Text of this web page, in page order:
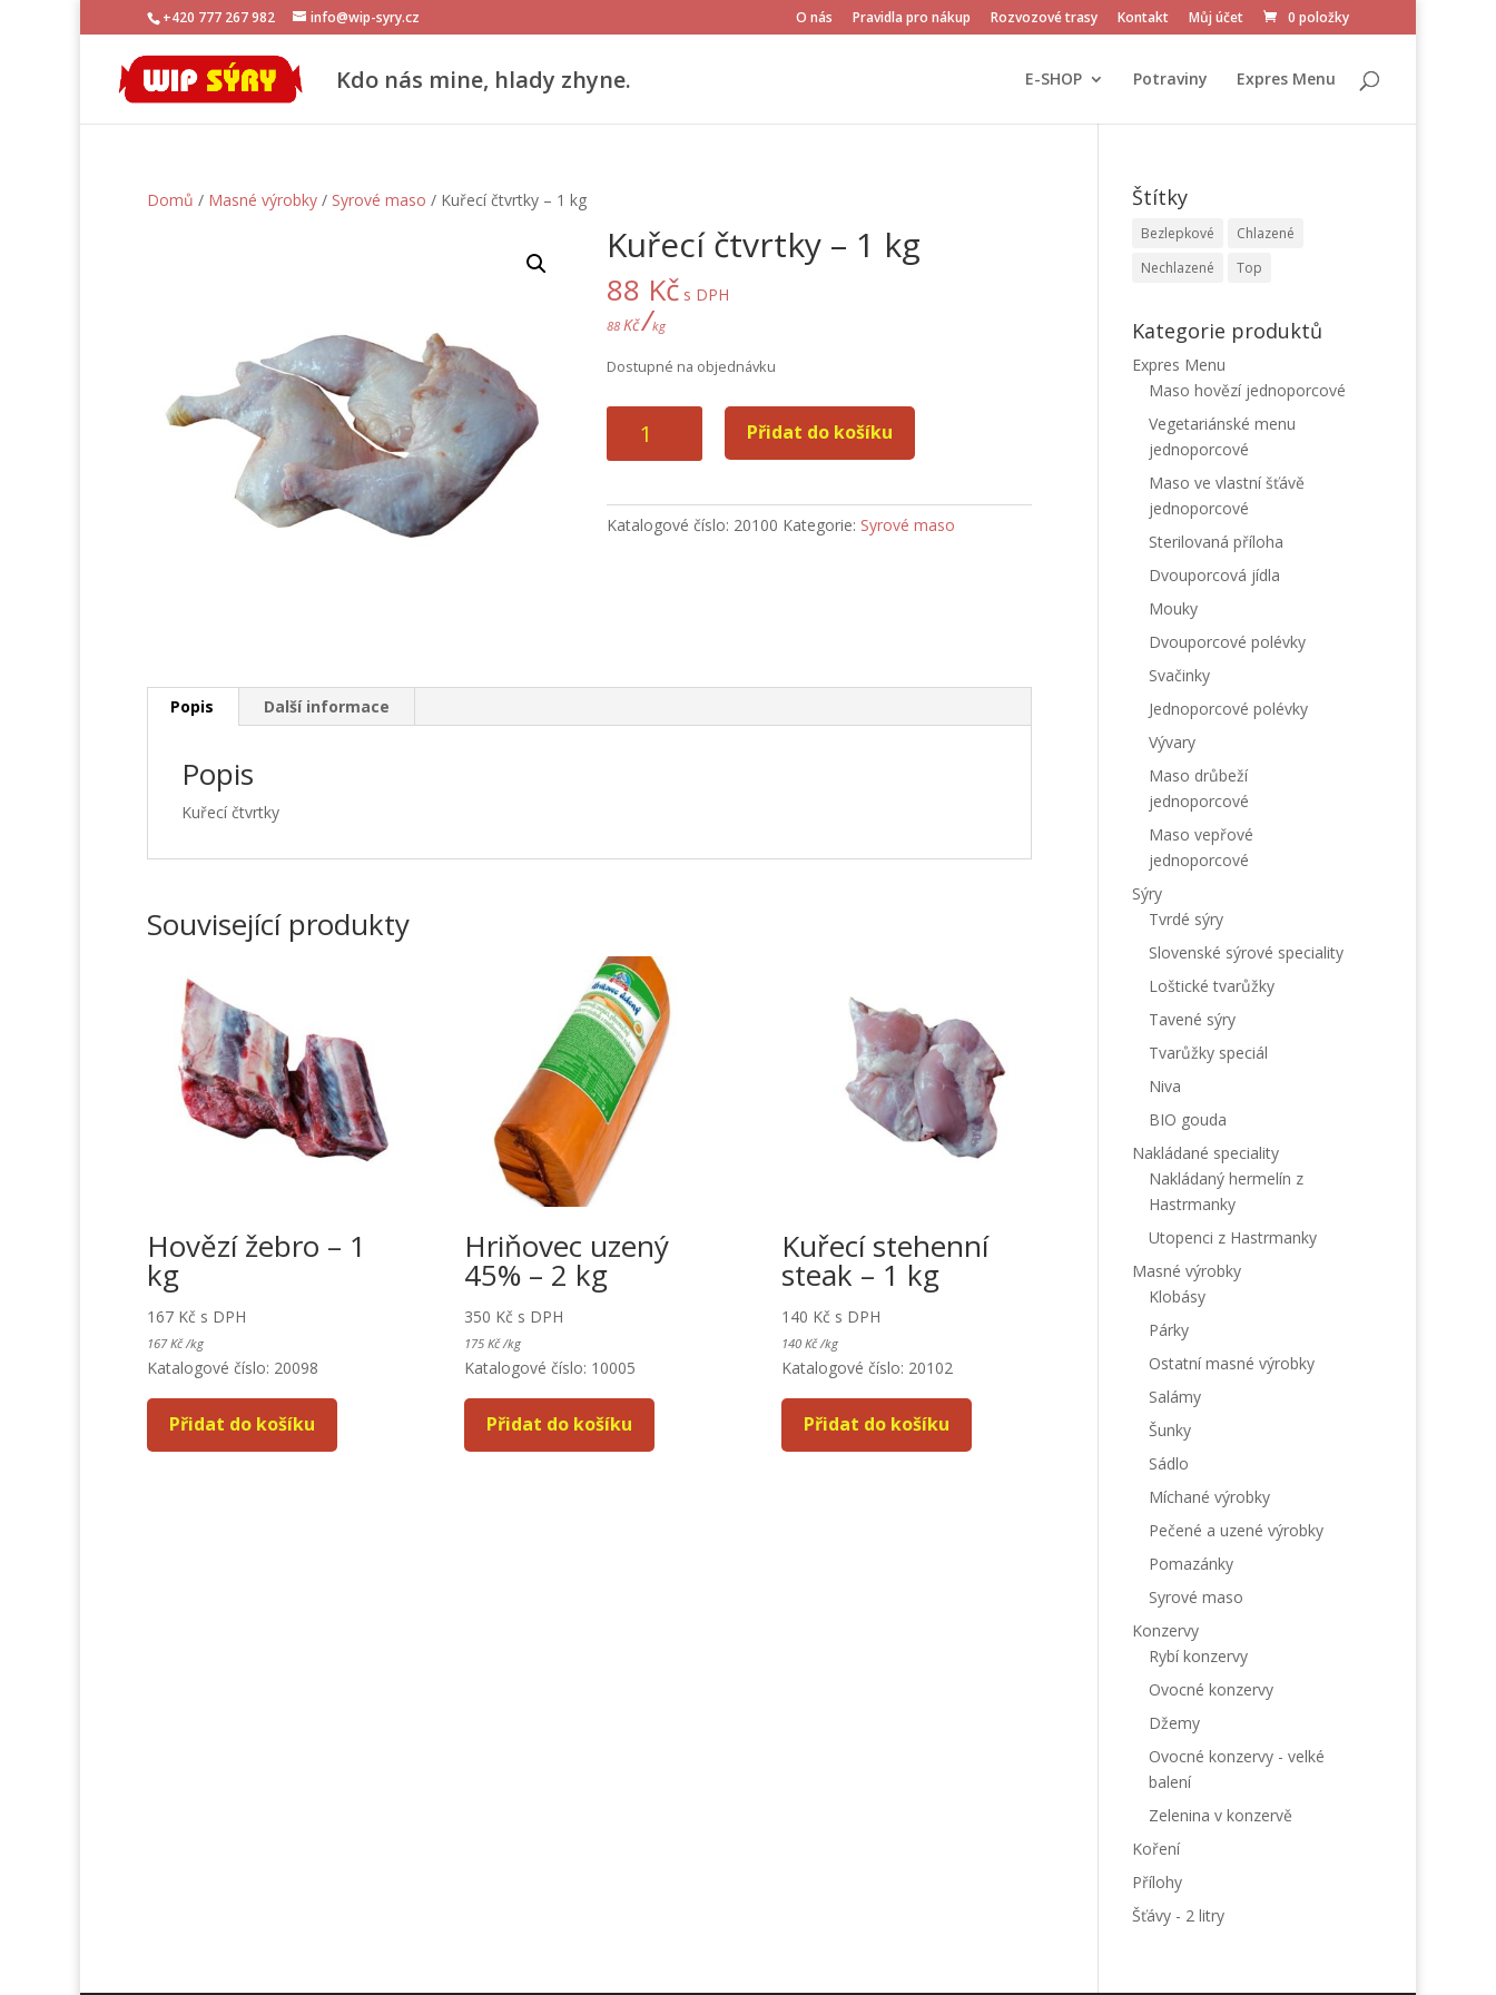
+420 777 267 982 info@wip-syry.cz O nás Pravidla pro nákup Rozvozové trasy Kontakt Můj účet 0 položky
Kdo nás mine, hlady zhyne. E-SHOP Potraviny Expres Menu
Domů / Masné výrobky / Syrové maso / Kuřecí čtvrtky – 1 kg
Kuřecí čtvrtky – 1 kg
88 Kč s DPH
88Kč/kg
Dostupné na objednávku
čtvrtky
kg
Přidat do košíku
Katalogové číslo: 20100 Kategorie: Syrové maso
Popis Další informace
Popis
Kuřecí čtvrtky
Související produkty
Hovězí žebro – 1
kg
167 Kč s DPH
167Kč /kg
Katalogové číslo: 20098
Přidat do košíku
Hriňovec uzený
45% – 2 kg
350 Kč s DPH
175 Kč /kg
Katalogové číslo: 10005
Přidat do košíku
Kuřecí stehenní
steak – 1 kg
140 Kč s DPH
140 Kč /kg
Katalogové číslo: 20102
Přidat do košíku
Štítky
Bezlepkové
Chlazené
Nechlazené
Top
Kategorie produktů
Expres Menu
Maso hovězí jednoporcové
Vegetariánské menu
jednoporcové
Maso ve vlastní šťávě
jednoporcové
Sterilovaná příloha
Dvouporcová jídla
Mouky
Dvouporcové polévky
Svačinky
Jednoporcové polévky
Vývary
Maso drůbeží
jednoporcové
Maso vepřové
jednoporcové
Sýry
Tvrdé sýry
Slovenské sýrové speciality
Loštické tvarůžky
Tavené sýry
Tvarůžky speciál
Niva
BIO gouda
Nakládané speciality
Nakládaný hermelín z
Hastrmanky
Utopenci z Hastrmanky
Masné výrobky
Klobásy
Párky
Ostatní masné výrobky
Salámy
Šunky
Sádlo
Míchané výrobky
Pečené a uzené výrobky
Pomazánky
Syrové maso
Konzervy
Rybí konzervy
Ovocné konzervy
Džemy
Ovocné konzervy - velké
balení
Zelenina v konzervě
Koření
Přílohy
Šťávy - 2 litry